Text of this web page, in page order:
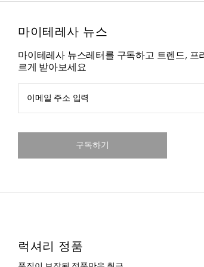
마이테레사 뉴스
마이테레사 뉴스레터를 구독하고 트렌드, 프
르게 받아보세요
이메일 주소 입력
구독하기
럭셔리 정품